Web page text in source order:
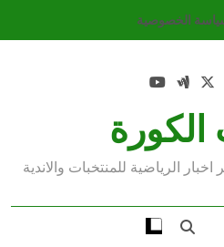
الخصوصية
الرياضية للمنتخبات والاندية